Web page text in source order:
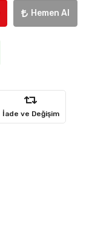
Hemen Al
İade ve Değişim